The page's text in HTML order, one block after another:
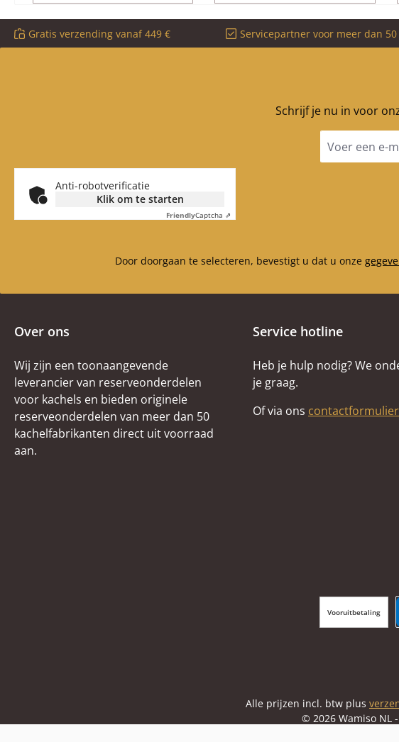
Gratis verzending vanaf 449 € Servicepartner voor meer dan
Schrijf je nu in voor
mailadres
Anti-robotverificatie
Klik om te starten
FriendlyCaptcha ⇗
Door doorgaan te selecteren, bevestigt u dat u onze
Over ons
Wij zijn een toonaangevende
leverancier van reserveonderdelen
voor kachels en bieden originele
reserveonderdelen van meer dan 50
kachelfabrikanten direct uit voorraad
aan.
Service hotline
Heb je hulp nodig? We
je graag.
Of via ons contactformulier
Vooruitbetaling
Alle prijzen incl. btw plus
© 2026 Wamiso NL